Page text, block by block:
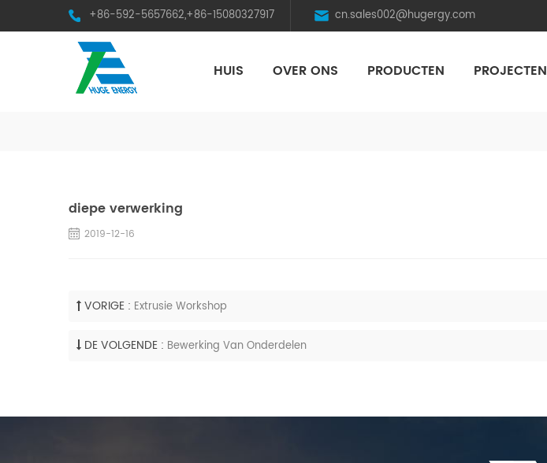
+86-592-5657662,+86-15080327917 cn.sales002@hugergy.com
HUIS OVER ONS PRODUCTEN PROJECTEN
diepe verwerking
2019-12-16
VORIGE : Extrusie Workshop
DE VOLGENDE : Bewerking Van Onderdelen